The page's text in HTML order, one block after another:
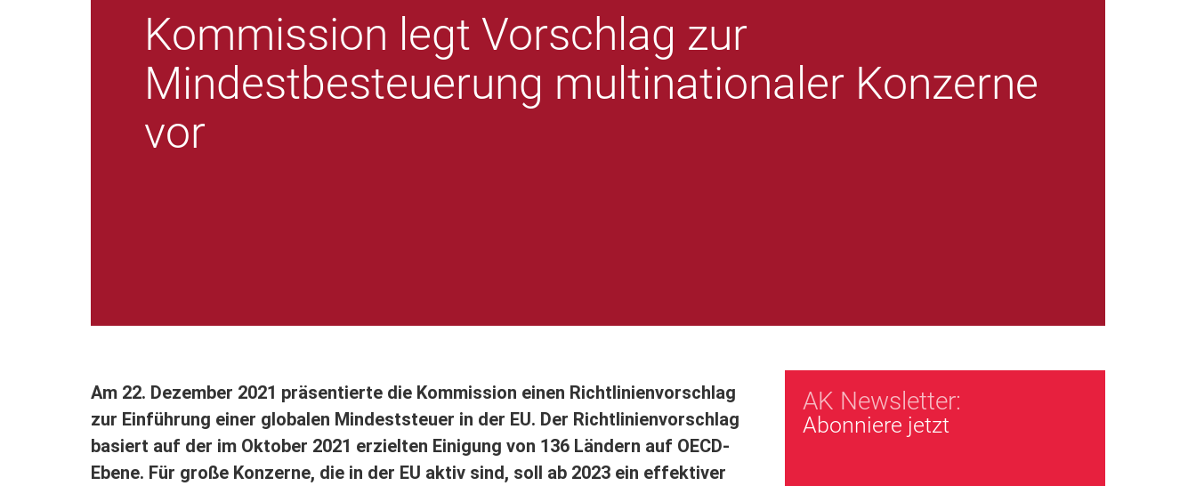
Kommission legt Vorschlag zur
Mindestbesteuerung multinationaler Konzerne
vor
Am 22. Dezember 2021 präsentierte die Kommission einen Richtlinienvorschlag
zur Einführung einer globalen Mindeststeuer in der EU. Der Richtlinienvorschlag
basiert auf der im Oktober 2021 erzielten Einigung von 136 Ländern auf OECD-
Ebene. Für große Konzerne, die in der EU aktiv sind, soll ab 2023 ein effektiver
AK Newsletter:
Abonniere jetzt